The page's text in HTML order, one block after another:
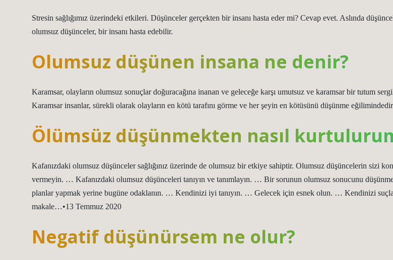
Stresin sağlığımız üzerindeki etkileri. Düşünceler gerçekten bir insanı hasta eder mi? Cevap evet. Aslında
olumsuz düşünceler, bir insanı hasta edebilir.
Olumsuz düşünen insana ne denir?
Karamsar, olayların olumsuz sonuçlar doğuracağına inanan ve geleceğe karşı umutsuz ve karamsar bir tutum
Karamsar insanlar, sürekli olarak olayların en kötü tarafını görme ve her şeyin en kötüsünü düşünme
Ölümsüz düşünmekten nasıl
Kafanızdaki olumsuz düşünceler sağlığınız üzerinde de olumsuz bir etkiye sahiptir. Olumsuz düşüncelerin sizi
vermeyin. … Kafanızdaki olumsuz düşünceleri tanıyın ve tanımlayın. … Bir sorunun olumsuz sonucunu
planlar yapmak yerine bugüne odaklanın. … Kendinizi iyi tanıyın. … Gelecek için esnek olun. … Kendinizi
makale…•13 Temmuz 2020
Negatif düşünürsem ne olur?